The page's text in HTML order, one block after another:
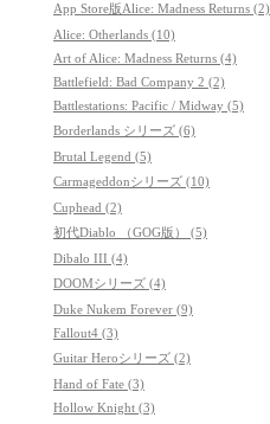
App Store版Alice: Madness Returns (2)
Alice: Otherlands (10)
Art of Alice: Madness Returns (4)
Battlefield: Bad Company 2 (2)
Battlestations: Pacific / Midway (5)
Borderlands シリーズ (6)
Brutal Legend (5)
Carmageddonシリーズ (10)
Cuphead (2)
初代Diablo （GOG版） (5)
Dibalo III (4)
DOOMシリーズ (4)
Duke Nukem Forever (9)
Fallout4 (3)
Guitar Heroシリーズ (2)
Hand of Fate (3)
Hollow Knight (3)